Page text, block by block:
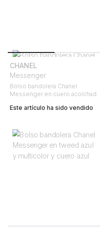
CHANEL
Messenger
Bolso bandolera Chanel
Messenger en cuero acolchado
Este artículo ha sido vendido